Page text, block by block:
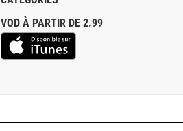
VOD À PARTIR DE 2.99